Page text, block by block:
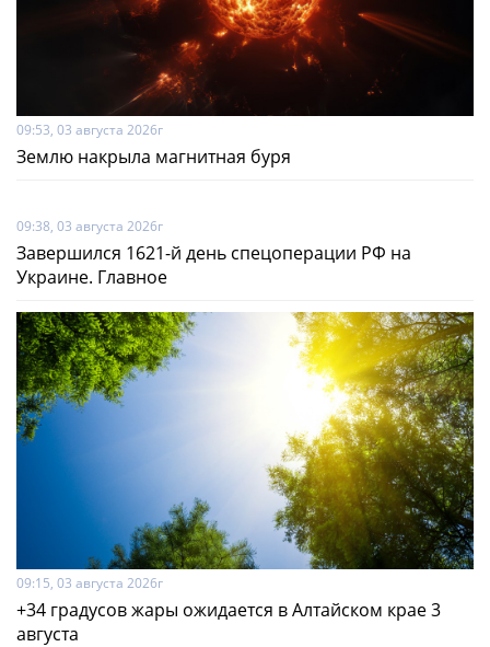
09:53, 03 августа 2026г
Землю накрыла магнитная буря
09:38, 03 августа 2026г
Завершился 1621-й день спецоперации РФ на
Украине. Главное
09:15, 03 августа 2026г
+34 градусов жары ожидается в Алтайском крае 3
августа